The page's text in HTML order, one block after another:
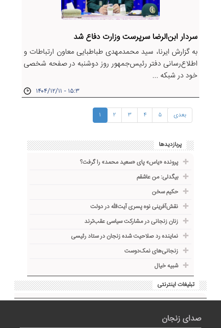
سردار ابن‌الرضا سرپرست وزارت دفاع شد
به گزارش ایرنا، سید محمدمهدی طباطبایی معاون ارتباطات و
اطلاع‌رسانی دفتر رئیس‌جمهور روز دوشنبه در صفحه شخصی
خود در شبکه ...
۱۴۰۴/۱۲/۱۱ - ۱۵:۳
۱ ۲ ۳ ۴ ۵ بعدی
پربازدیدها
پرونده «یاس» پای «سعید محمد» را گرفت؟
بیگدلی: من عاشقم
حکیم سخن
نقش‌آفرینی نوه پسری آیت‌الله در دولت
زنان زنجانی در مشارکت سیاسی عقب‌ترند
نماینده رد صلاحیت شده زنجان در ستاد رئیسی
زنجانی‌های نمک‌دوست
شبیه خیال
تبلیغات اینترنتی
صدای زنجان